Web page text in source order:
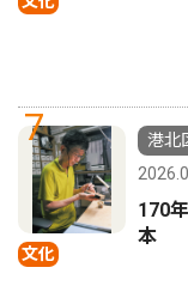
7
文化
港北
170
本